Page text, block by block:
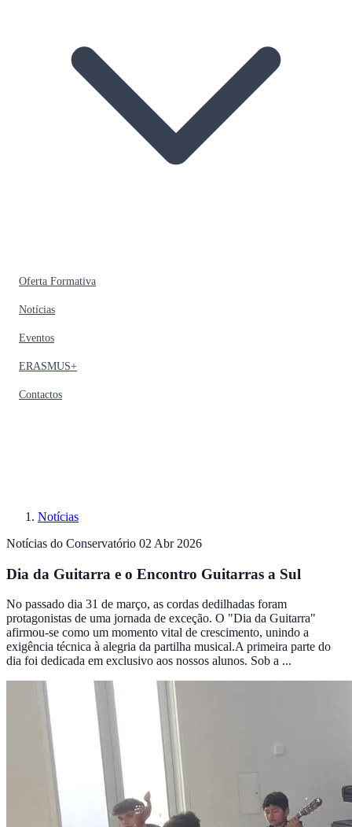
Oferta Formativa
Notícias
Eventos
ERASMUS+
Contactos
Notícias
Notícias do Conservatório 02 Abr 2026
Dia da Guitarra e o Encontro Guitarras a Sul
No passado dia 31 de março, as cordas dedilhadas foram
protagonistas de uma jornada de exceção. O "Dia da Guitarra"
afirmou-se como um momento vital de crescimento, unindo a
exigência técnica à alegria da partilha musical.A primeira parte do
dia foi dedicada em exclusivo aos nossos alunos. Sob a ...